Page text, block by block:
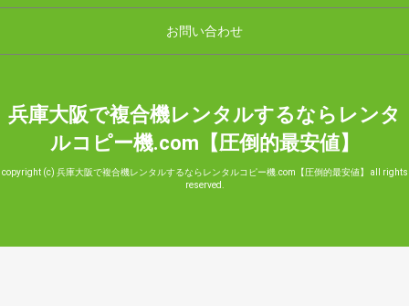
お問い合わせ
兵庫大阪で複合機レンタルするならレンタ
ルコピー機.com【圧倒的最安値】
copyright (c) 兵庫大阪で複合機レンタルするならレンタルコピー機.com【圧倒的最安値】 all rights
reserved.